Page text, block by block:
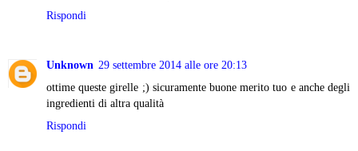
Rispondi
Unknown 29 settembre 2014 alle ore 20:13
ottime queste girelle ;) sicuramente buone merito tuo e anche degli
ingredienti di altra qualità
Rispondi